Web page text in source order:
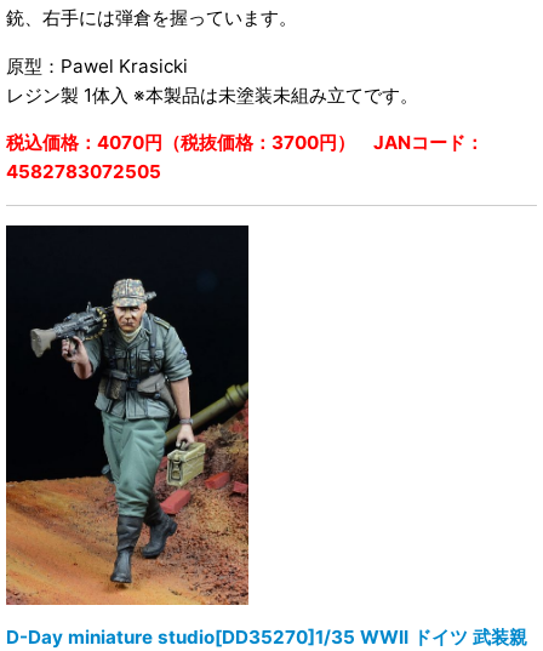
銃、右手には弾倉を握っています。
原型：Pawel Krasicki
レジン製 1体入 ※本製品は未塗装未組み立てです。
税込価格：4070円（税抜価格：3700円） JANコード：
4582783072505
D-Day miniature studio[DD35270]1/35 WWII ドイツ 武装親